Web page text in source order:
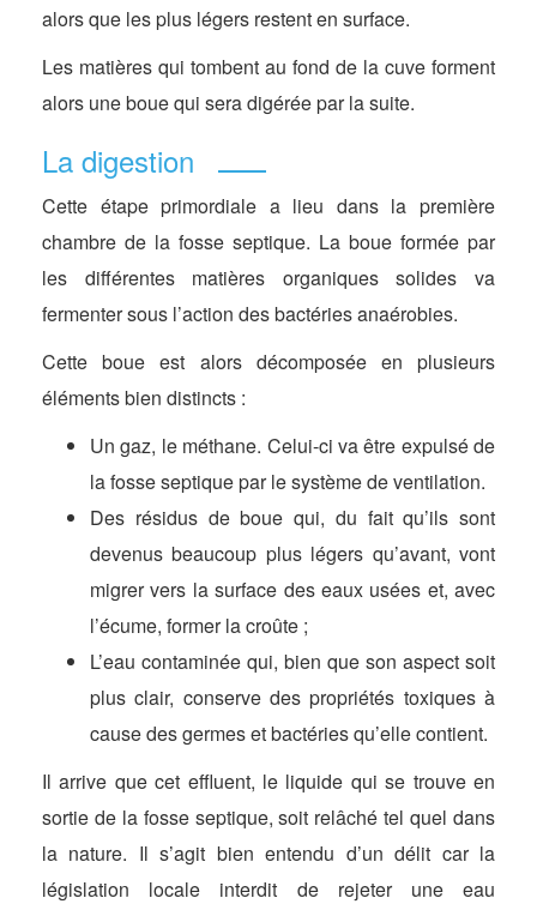
alors que les plus légers restent en surface.
Les matières qui tombent au fond de la cuve forment
alors une boue qui sera digérée par la suite.
La digestion
Cette étape primordiale a lieu dans la première
chambre de la fosse septique. La boue formée par
les différentes matières organiques solides va
fermenter sous l’action des bactéries anaérobies.
Cette boue est alors décomposée en plusieurs
éléments bien distincts :
Un gaz, le méthane. Celui-ci va être expulsé de
la fosse septique par le système de ventilation.
Des résidus de boue qui, du fait qu’ils sont
devenus beaucoup plus légers qu’avant, vont
migrer vers la surface des eaux usées et, avec
l’écume, former la croûte ;
L’eau contaminée qui, bien que son aspect soit
plus clair, conserve des propriétés toxiques à
cause des germes et bactéries qu’elle contient.
Il arrive que cet effluent, le liquide qui se trouve en
sortie de la fosse septique, soit relâché tel quel dans
la nature. Il s’agit bien entendu d’un délit car la
législation locale interdit de rejeter une eau